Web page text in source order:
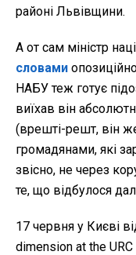
районі Львівщини.
А от сам міністр
словами
НАБУ теж готує
виїхав він
(врешті-решт, він
громадянами, які
звісно, не через
те, що відбулося
17 червня у Києві
dimension at the